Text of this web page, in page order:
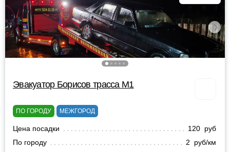
Эвакуатор Борисов трасса М1
ПО ГОРОДУ МЕЖГОРОД
Цена посадки
120 руб
По городу
2 руб/км